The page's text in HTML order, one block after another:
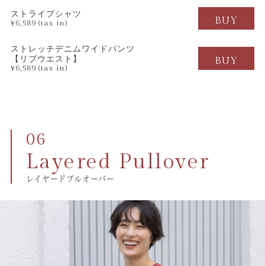
ストライプシャツ
¥6,589 (tax in) BUY
ストレッチデニムワイドパンツ
【リブウエスト】
¥6,589 (tax in)
BUY
Layered Pullover
レイヤードプルオーバー